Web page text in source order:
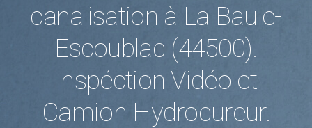
canalisation à La Baule-
Escoublac (44500).
Inspéction Vidéo et
Camion Hydrocureur.